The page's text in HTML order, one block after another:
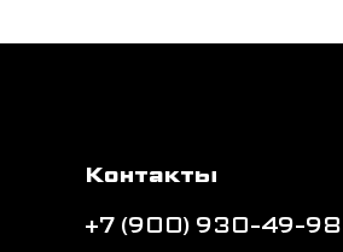
Контакты
+7 (900) 930-49-98